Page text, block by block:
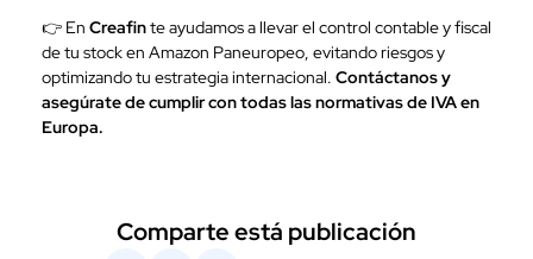
👉 En Creafinte ayudamos a llevar el control contable y fiscal
de tu stock en Amazon Paneuropeo, evitando riesgos y
optimizando tu estrategia internacional. Contáctanos y
asegúrate de cumplir con todas las normativas de IVA en
Europa.
Comparte está publicación